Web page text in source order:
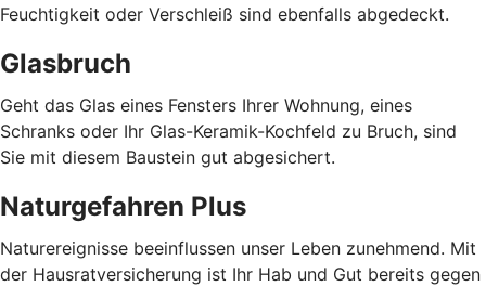
Feuchtigkeit oder Verschleiß sind ebenfalls abgedeckt.
Glasbruch
Geht das Glas eines Fensters Ihrer Wohnung, eines
Schranks oder Ihr Glas-Keramik-Kochfeld zu Bruch, sind
Sie mit diesem Baustein gut abgesichert.
Naturgefahren Plus
Naturereignisse beeinflussen unser Leben zunehmend. Mit
der Hausratversicherung ist Ihr Hab und Gut bereits gegen